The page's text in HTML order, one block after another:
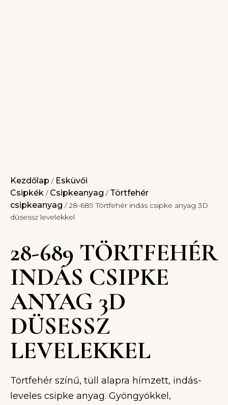
Kezdőlap / Esküvői
Csipkék / Csipkeanyag / Törtfehér
csipkeanyag / 28-689 Törtfehér indás csipke anyag 3D
düsessz levelekkel
28-689 TÖRTFEHÉR
INDÁS CSIPKE
ANYAG 3D
DÜSESSZ
LEVELEKKEL
Törtfehér színű, tüll alapra hímzett, indás-
leveles csipke anyag. Gyöngyökkel,